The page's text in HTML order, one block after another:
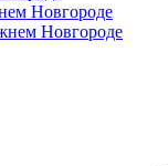
Новгороде
Новгороде